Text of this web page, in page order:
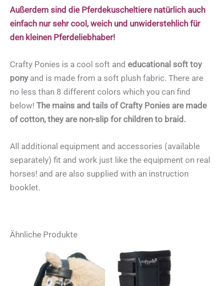
Außerdem sind die Pferdekuscheltiere natürlich auch
einfach nur sehr cool, weich und unwiderstehlich für
den kleinen Pferdeliebhaber!
Crafty Ponies is a cool soft and educational soft toy
ponyand is made from a soft plush fabric. There are
no less than 8 different colors which you can find
below! The mains and tails of Crafty Ponies are made
of cotton, they are non-slip for children to braid.
All additional equipment and accessories (available
separately) fit and work just like the equipment on real
horses! and are also supplied with an instruction
booklet.
Ähnliche Produkte